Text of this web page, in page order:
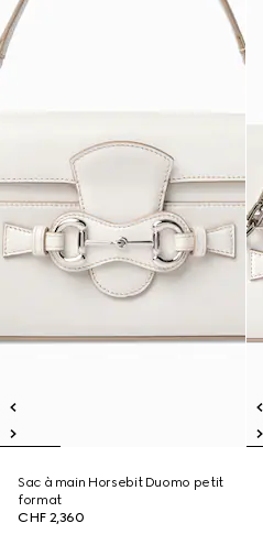
Sac à main Horsebit Duomo petit
format
CHF 2,360